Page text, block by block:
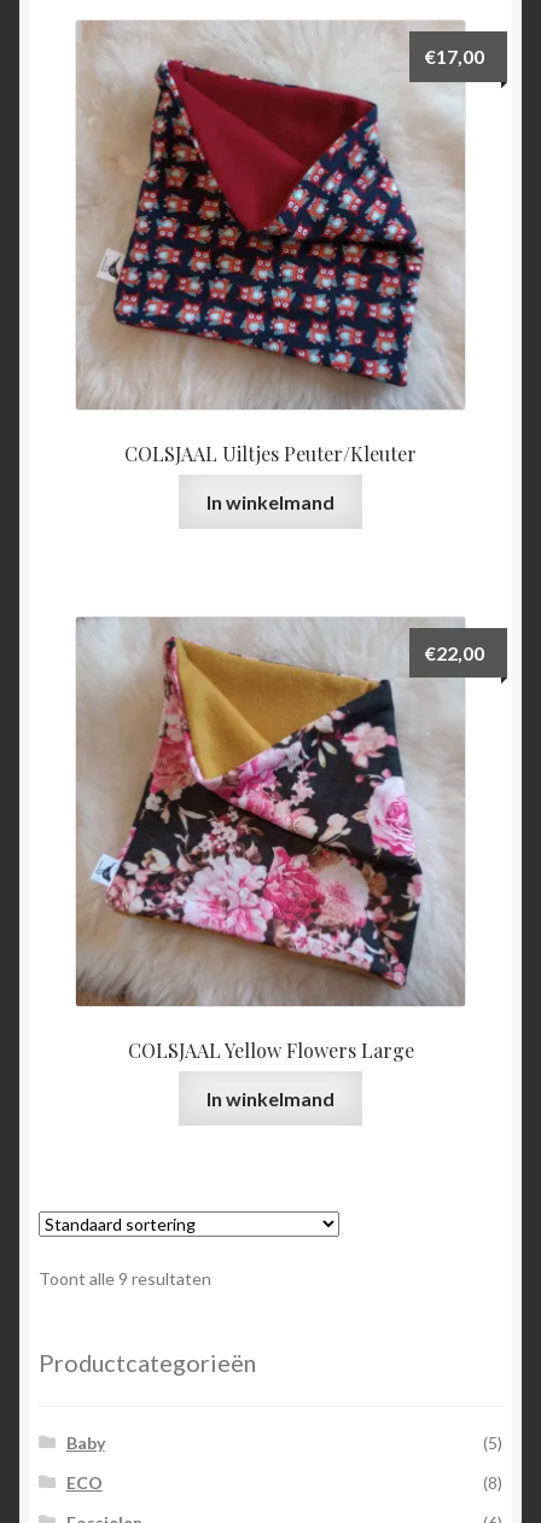
COLSJAAL Uiltjes Peuter/Kleuter
€17,00
In winkelmand
COLSJAAL Yellow Flowers Large
€22,00
In winkelmand
Toont alle 9 resultaten
Productcategorieën
Baby
(5)
ECO
(8)